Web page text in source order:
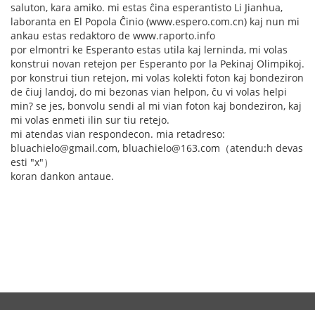
saluton, kara amiko. mi estas ĉina esperantisto Li Jianhua,
laboranta en El Popola Ĉinio (www.espero.com.cn) kaj nun mi
ankau estas redaktoro de www.raporto.info
por elmontri ke Esperanto estas utila kaj lerninda, mi volas
konstrui novan retejon per Esperanto por la Pekinaj Olimpikoj.
por konstrui tiun retejon, mi volas kolekti foton kaj bondeziron
de ĉiuj landoj, do mi bezonas vian helpon, ĉu vi volas helpi
min? se jes, bonvolu sendi al mi vian foton kaj bondeziron, kaj
mi volas enmeti ilin sur tiu retejo.
mi atendas vian respondecon. mia retadreso:
bluachielo@gmail.com, bluachielo@163.com（atendu:h devas
esti "x"）
koran dankon antaue.